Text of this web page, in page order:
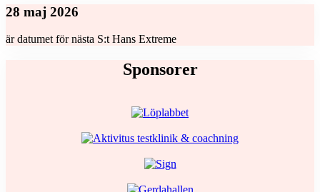
28 maj 2026
är datumet för nästa S:t Hans Extreme
Sponsorer